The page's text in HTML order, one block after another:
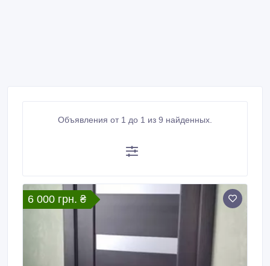
Объявления от 1 до 1 из 9 найденных.
6 000 грн. ₴